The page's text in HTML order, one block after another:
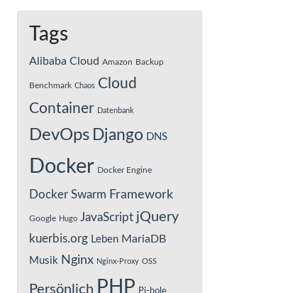
Tags
Alibaba Cloud Amazon Backup
Benchmark Chaos Cloud
Container Datenbank
DevOps Django DNS
Docker Docker Engine
Docker Swarm Framework
Google Hugo JavaScript jQuery
kuerbis.org Leben MariaDB
Musik Nginx Nginx-Proxy OSS
Persönlich PHP Pi-hole